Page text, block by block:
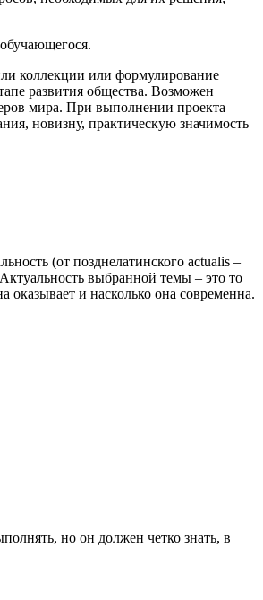
коллекции или формулирование
развития общества. Возможен
мира. При выполнении проекта
новизну, практическую значимость
(от позднелатинского actualis –
выбранной темы – это то
оказывает и насколько она современна.
но он должен четко знать, в